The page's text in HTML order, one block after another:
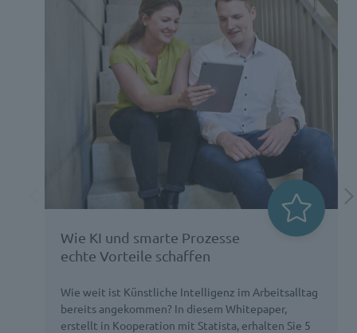
Wie KI und smarte Prozesse
echte Vorteile schaffen
Wie weit ist Künstliche Intelligenz im Arbeitsalltag
bereits angekommen? In diesem Whitepaper,
erstellt in Kooperation mit Statista, erhalten Sie 5